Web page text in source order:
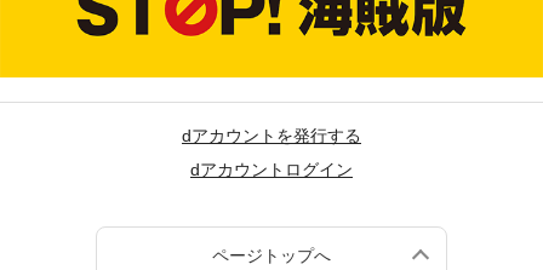
dアカウントを発行する
dアカウントログイン
ページトップへ